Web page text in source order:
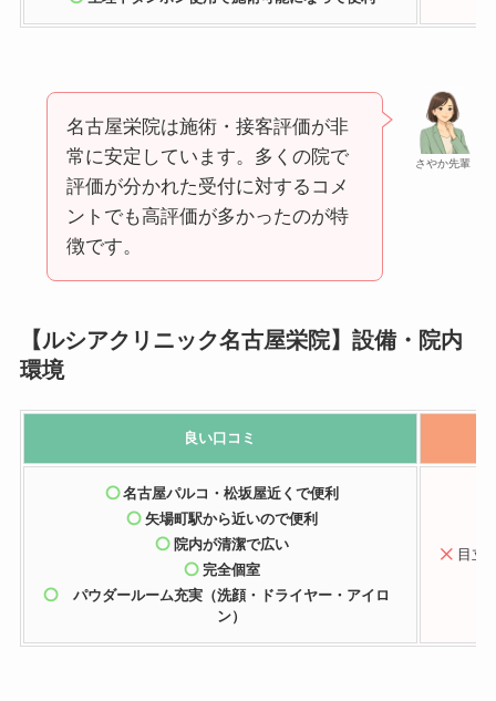
さやか先輩
名古屋栄院は施術・接客評価が非
常に安定しています。多くの院で
評価が分かれた受付に対するコメ
ントでも高評価が多かったのが特
徴です。
【ルシアクリニック名古屋栄院】設備・院内
環境
良い口コミ
名古屋パルコ・松坂屋近くで便利
矢場町駅から近いので便利
院内が清潔で広い
完全個室
パウダールーム充実（洗顔・ドライヤー・アイロ
ン）
目立